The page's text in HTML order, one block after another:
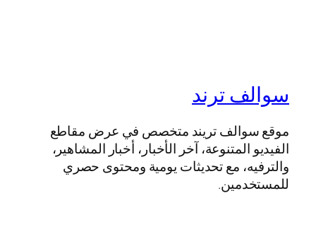
سوالف ترند
موقع سوالف تريند متخصص في عرض مقاطع
الفيديو المتنوعة، آخر الأخبار، أخبار المشاهير،
والترفيه، مع تحديثات يومية ومحتوى حصري
للمستخدمين.